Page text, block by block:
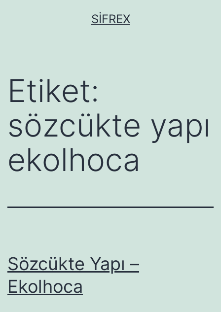
SIFREX
Etiket:
sözcükte yapı
ekolhoca
Sözcükte Yapı –
Ekolhoca